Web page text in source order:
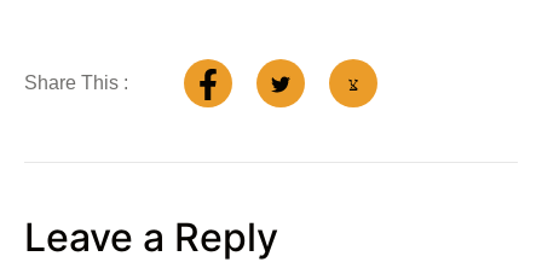
Share This :
Leave a Reply